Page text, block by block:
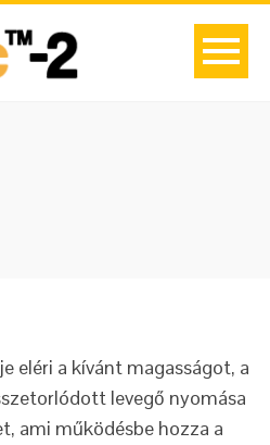
eléri a kívánt magasságot, a
levegő nyomása
ami működésbe hozza a